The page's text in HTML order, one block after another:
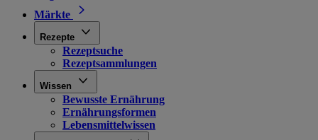
Märkte
Rezepte
Rezeptsuche
Rezeptsammlungen
Wissen
Bewusste Ernährung
Ernährungsformen
Lebensmittelwissen